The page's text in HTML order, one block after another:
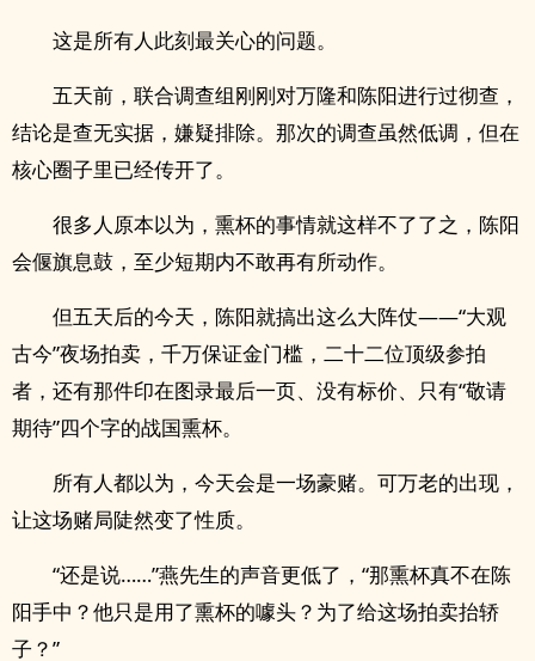
这是所有人此刻最关心的问题。
五天前，联合调查组刚刚对万隆和陈阳进行过彻查，
结论是查无实据，嫌疑排除。那次的调查虽然低调，但在
核心圈子里已经传开了。
很多人原本以为，熏杯的事情就这样不了了之，陈阳
会偃旗息鼓，至少短期内不敢再有所动作。
但五天后的今天，陈阳就搞出这么大阵仗——“大观
古今”夜场拍卖，千万保证金门槛，二十二位顶级参拍
者，还有那件印在图录最后一页、没有标价、只有“敬请
期待”四个字的战国熏杯。
所有人都以为，今天会是一场豪赌。可万老的出现，
让这场赌局陡然变了性质。
“还是说……”燕先生的声音更低了，“那熏杯真不在陈
阳手中？他只是用了熏杯的噱头？为了给这场拍卖抬轿
子？”